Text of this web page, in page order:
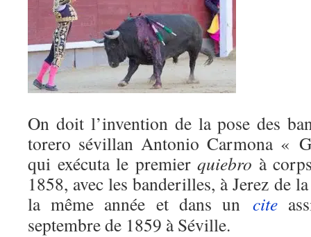
On doit l’invention de la pose des
torero sévillan Antonio Carmona «
qui exécuta le premier quiebro à
1858, avec les banderilles, à Jerez de
la même année et dans uncite
septembre de 1859 à Séville.